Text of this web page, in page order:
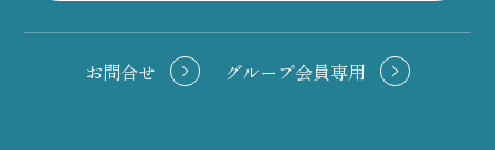
お問合せ グループ会員専用